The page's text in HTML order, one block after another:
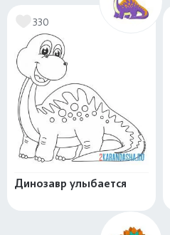
330
Динозавр улыбается